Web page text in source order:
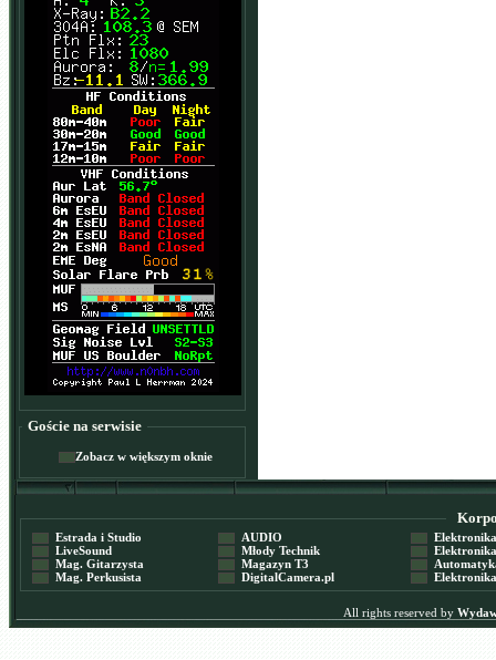
Goście na serwisie
Zobacz w większym oknie
Estrada i Studio
LiveSound
Mag. Gitarzysta
Mag. Perkusista
AUDIO
Młody Technik
Magazyn T3
DigitalCamera.pl
Elektronika
Elektronika
Automatyka
Elektronika
All rights reserved by